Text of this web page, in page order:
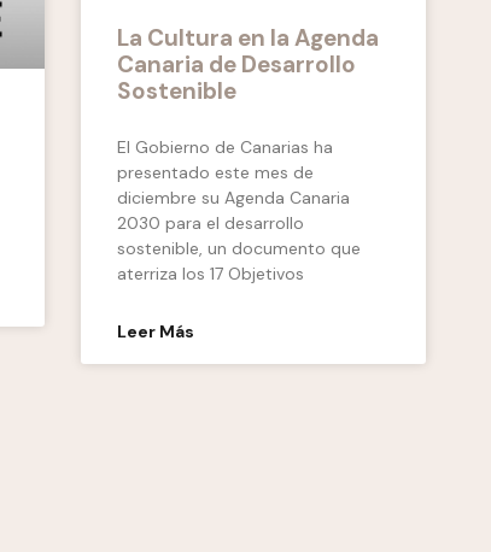
La Cultura en la Agenda
Canaria de Desarrollo
Sostenible
El Gobierno de Canarias ha
presentado este mes de
diciembre su Agenda Canaria
2030 para el desarrollo
sostenible, un documento que
aterriza los 17 Objetivos
Leer Más